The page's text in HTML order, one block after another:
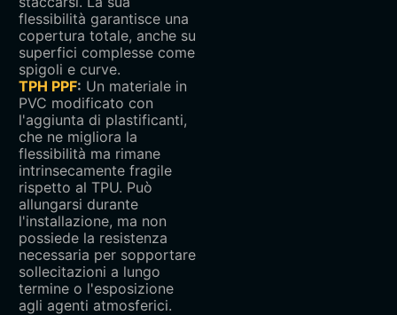
flessibilità garantisce una
copertura totale, anche su
superfici complesse come
spigoli e curve.
TPH PPF‌: Un materiale in
PVC modificato con
l'aggiunta di plastificanti,
che ne migliora la
flessibilità ma rimane
intrinsecamente fragile
rispetto al TPU. Può
allungarsi durante
l'installazione, ma non
possiede la resistenza
necessaria per sopportare
sollecitazioni a lungo
termine o l'esposizione
agli agenti atmosferici.